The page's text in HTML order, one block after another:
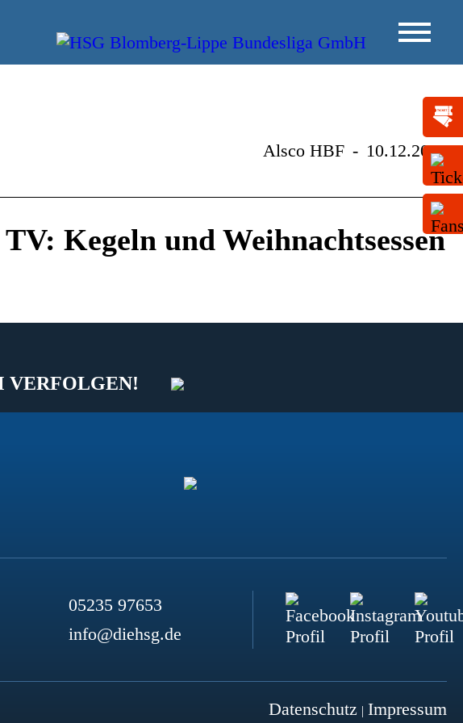
Alsco HBF - 10.12.2013
Kegeln und Weihnachtsessen
VERFOLGEN!
05235 97653
info@diehsg.de
Datenschutz Impressum